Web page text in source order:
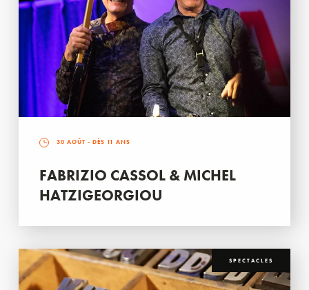
30 AOÛT - DÈS 11 ANS
FABRIZIO CASSOL & MICHEL
HATZIGEORGIOU
SPECTACLES